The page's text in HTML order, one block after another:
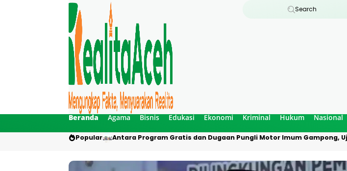
Search
Beranda Agama Bisnis Edukasi Ekonomi Kriminal Hukum Nasional
Popular Antara Program Gratis dan Dugaan Pungli Motor Imum Gampong,